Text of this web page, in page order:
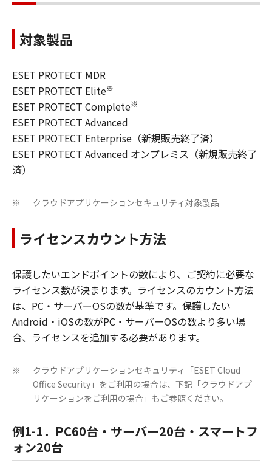
対象製品
ESET PROTECT MDR
ESET PROTECT Elite※
ESET PROTECT Complete※
ESET PROTECT Advanced
ESET PROTECT Enterprise（新規販売終了済）
ESET PROTECT Advanced オンプレミス（新規販売終了
済）
※ クラウドアプリケーションセキュリティ対象製品
ライセンスカウント方法
保護したいエンドポイントの数により、ご契約に必要な
ライセンス数が決まります。ライセンスのカウント方法
は、PC・サーバーOSの数が基準です。保護したい
Android・iOSの数がPC・サーバーOSの数より多い場
合、ライセンスを追加する必要があります。
※
クラウドアプリケーションセキュリティ「ESET Cloud
Office Security」をご利用の場合は、下記「クラウドアプ
リケーションをご利用の場合」もご参照ください。
例1-1．PC60台・サーバー20台・スマートフ
ォン20台